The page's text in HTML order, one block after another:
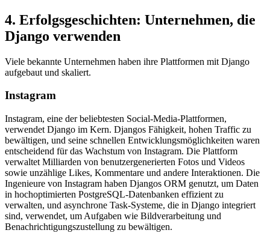
4. Erfolgsgeschichten: Unternehmen, die
Django verwenden
Viele bekannte Unternehmen haben ihre Plattformen mit Django
aufgebaut und skaliert.
Instagram
Instagram, eine der beliebtesten Social-Media-Plattformen,
verwendet Django im Kern. Djangos Fähigkeit, hohen Traffic zu
bewältigen, und seine schnellen Entwicklungsmöglichkeiten waren
entscheidend für das Wachstum von Instagram. Die Plattform
verwaltet Milliarden von benutzergenerierten Fotos und Videos
sowie unzählige Likes, Kommentare und andere Interaktionen. Die
Ingenieure von Instagram haben Djangos ORM genutzt, um Daten
in hochoptimierten PostgreSQL-Datenbanken effizient zu
verwalten, und asynchrone Task-Systeme, die in Django integriert
sind, verwendet, um Aufgaben wie Bildverarbeitung und
Benachrichtigungszustellung zu bewältigen.